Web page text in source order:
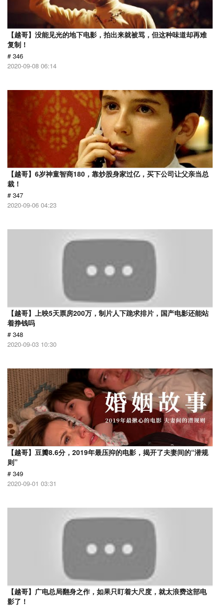
【越哥】没能见光的地下电影，拍出来就被骂，但这种味道却再难
复制！
# 346
2020-09-08 06:14
【越哥】6岁神童智商180，靠炒股身家过亿，买下公司让父亲当总
裁！
# 347
2020-09-06 04:23
【越哥】上映5天票房200万，制片人下跪求排片，国产电影还能站
着挣钱吗
# 348
2020-09-03 10:30
【越哥】豆瓣8.6分，2019年最压抑的电影，揭开了夫妻间的“潜规
则”
# 349
2020-09-01 03:31
【越哥】广电总局翻身之作，如果只盯着大尺度，就太浪费这部电
影了！